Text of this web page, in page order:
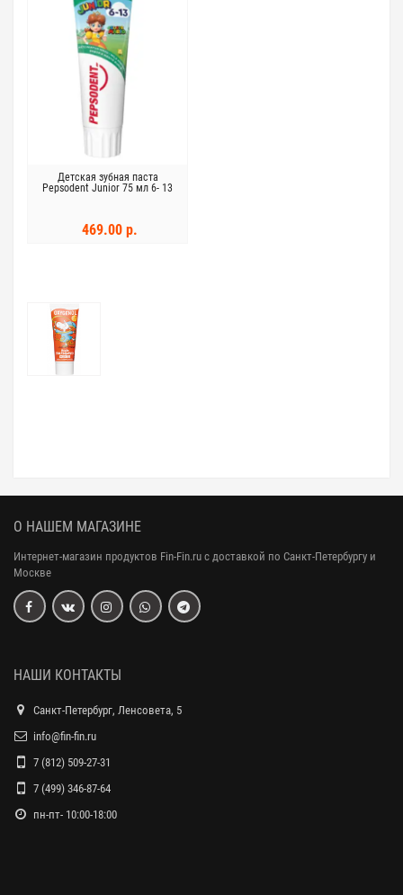
Детская зубная паста
Pepsodent Junior 75 мл 6- 13
469.00 р.
О НАШЕМ МАГАЗИНЕ
Интернет-магазин продуктов Fin-Fin.ru с доставкой по Санкт-Петербургу и
Москве
НАШИ КОНТАКТЫ
Санкт-Петербург, Ленсовета, 5
info@fin-fin.ru
7 (812) 509-27-31
7 (499) 346-87-64
пн-пт- 10:00-18:00